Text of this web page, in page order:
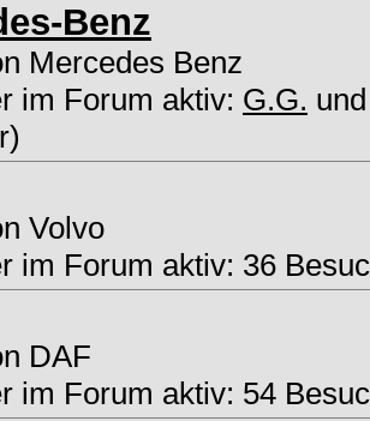
Benz
Mercedes Benz
im Forum aktiv: G.G.
Volvo
im Forum aktiv: 36
DAF
im Forum aktiv: 54